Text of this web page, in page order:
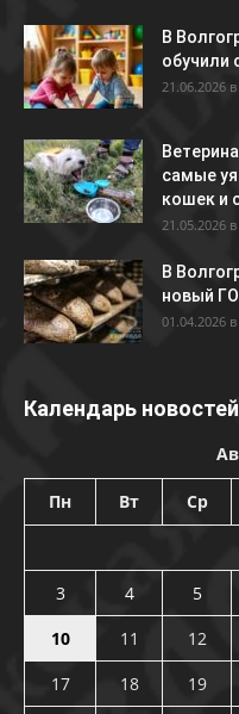
В
обучили
21.06.2026
самые
кошек и
21.05.2026
В
новый
01.04.2026
Календарь новостей
Пн Вт Ср
3
4 5
10
11 12
17
18 19